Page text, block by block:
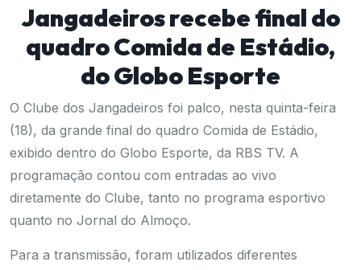
Jangadeiros recebe final do
quadro Comida de Estádio,
do Globo Esporte
O Clube dos Jangadeiros foi palco, nesta quinta-feira
(18), da grande final do quadro Comida de Estádio,
exibido dentro do Globo Esporte, da RBS TV. A
programação contou com entradas ao vivo
diretamente do Clube, tanto no programa esportivo
quanto no Jornal do Almoço.
Para a transmissão, foram utilizados diferentes